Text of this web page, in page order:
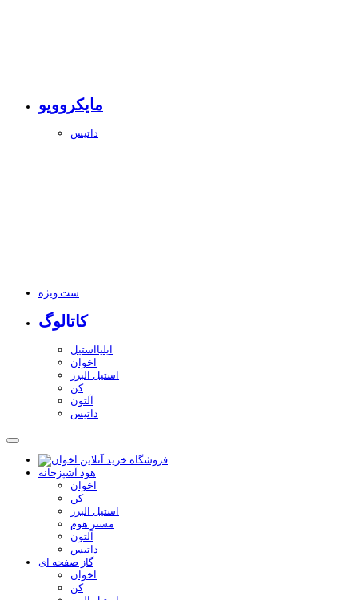
مایکروویو
داتیس
ست ویژه
کاتالوگ
ایلیااستیل
اخوان
استیل البرز
کن
آلتون
داتیس
هود آشپزخانه
اخوان
کن
استیل البرز
مستر هوم
آلتون
داتیس
گاز صفحه ای
اخوان
کن